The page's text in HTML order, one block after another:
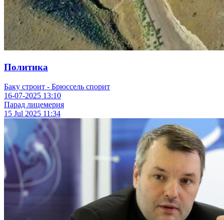
Политика
Баку строит - Брюссель спорит
16-07-2025 13:10
Парад лицемерия
15 Jul 2025 11:34